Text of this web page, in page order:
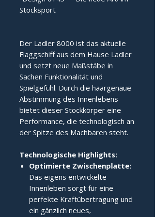
Stocksport
Der Ladler 8000 ist das aktuelle
Flaggschiff aus dem Hause Ladler
und setzt neue Maßstäbe in
Sachen Funktionalität und
Spielgefühl. Durch die haargenaue
Abstimmung des Innenlebens
bietet dieser Stockkörper eine
Performance, die technologisch an
der Spitze des Machbaren steht.
Technologische Highlights:
Optimierte Zwischenplatte:
Das eigens entwickelte
Innenleben sorgt für eine
perfekte Kraftübertragung und
ein gänzlich neues,